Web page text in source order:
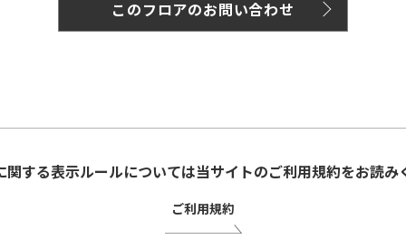
このフロアのお問い合わせ
関する表示ルールについては当サイトのご利用規約をお読み
ご利用規約